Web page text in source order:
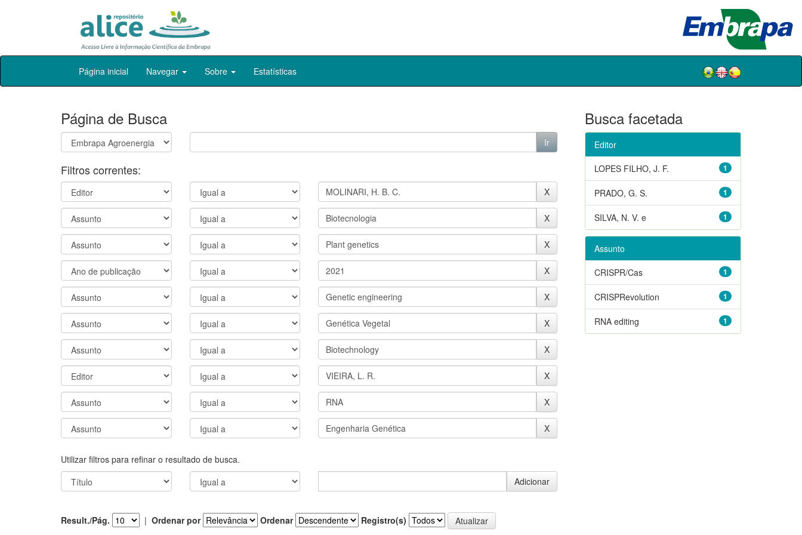
Skip
Página inicial Navegar Sobre Estatísticas
Página de Busca
Filtros correntes:
Utilizar filtros para refinar o resultado de busca.
Result./Pág. | Ordenar por Ordenar Registro(s)
Busca facetada
Editor
1
LOPES FILHO, J. F.
1
PRADO, G. S.
1
SILVA, N. V. e
Assunto
1
CRISPR/Cas
1
CRISPRevolution
1
RNA editing